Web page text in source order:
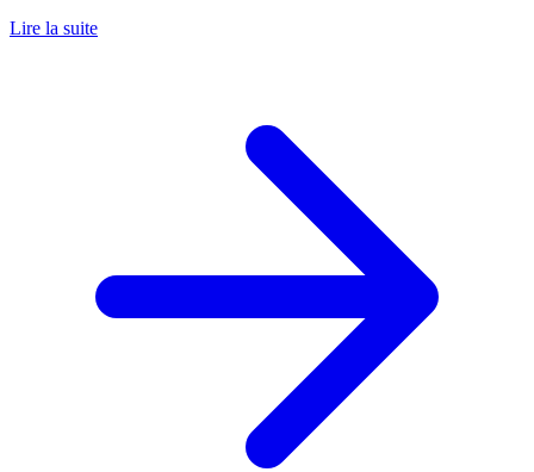
Lire la suite